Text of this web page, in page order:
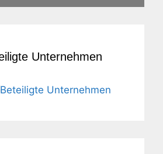
Unternehmen